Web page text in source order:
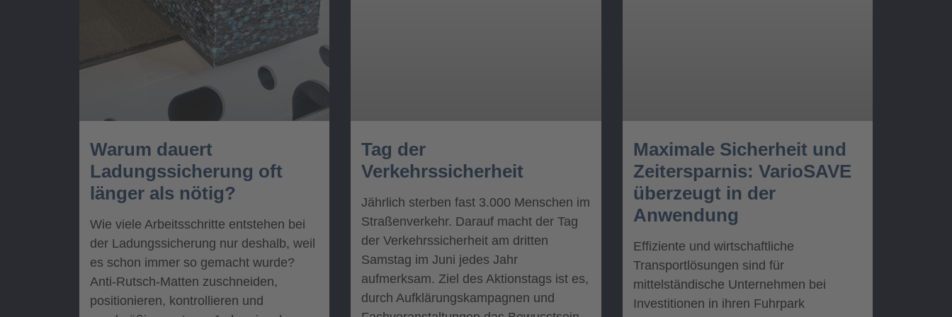
Warum dauert
Ladungssicherung oft
länger als nötig?
Wie viele Arbeitsschritte entstehen bei
der Ladungssicherung nur deshalb, weil
es schon immer so gemacht wurde?
Anti-Rutsch-Matten zuschneiden,
positionieren, kontrollieren und
Tag der
Verkehrssicherheit
Jährlich sterben fast 3.000 Menschen im
Straßenverkehr. Darauf macht der Tag
der Verkehrssicherheit am dritten
Samstag im Juni jedes Jahr
aufmerksam. Ziel des Aktionstags ist es,
durch Aufklärungskampagnen und
Maximale Sicherheit und
Zeitersparnis: VarioSAVE
überzeugt in der
Anwendung
Effiziente und wirtschaftliche
Transportlösungen sind für
mittelständische Unternehmen bei
Investitionen in ihren Fuhrpark